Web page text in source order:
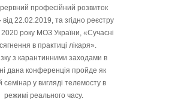
професійний розвиток
від 22.02.2019, та згідно реєстру
2020 року МОЗ України, «Сучасні
в практиці лікаря».
з карантинними заходами в
дана конференція пройде як
семінар у вигляді телемосту в
режимі реального часу.